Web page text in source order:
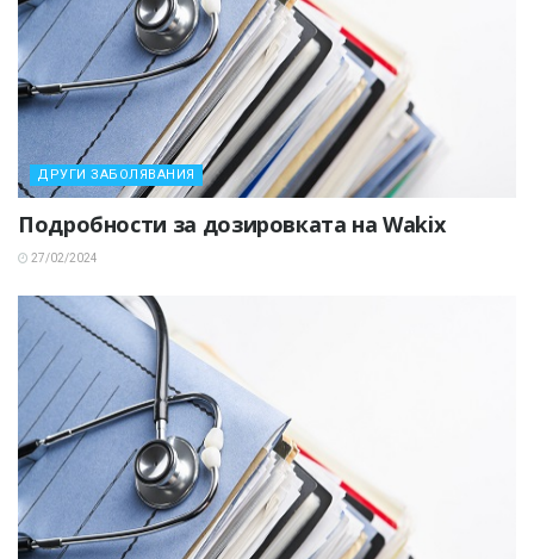
ДРУГИ ЗАБОЛЯВАНИЯ
Подробности за дозировката на Wakix
27/02/2024